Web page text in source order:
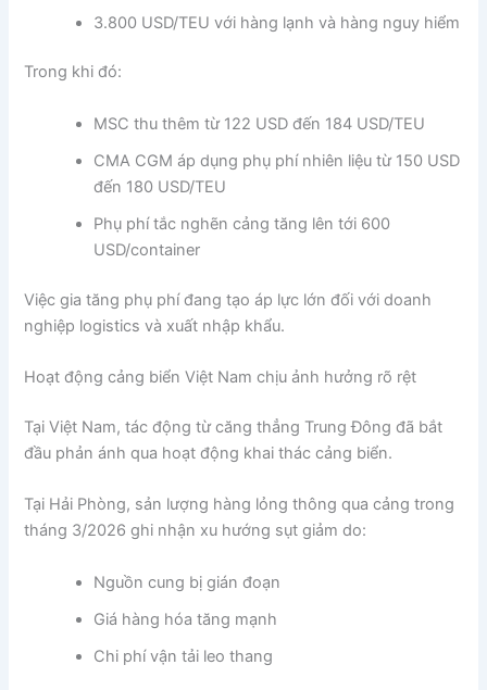
3.800 USD/TEU với hàng lạnh và hàng nguy hiểm
Trong khi đó:
MSC thu thêm từ 122 USD đến 184 USD/TEU
CMA CGM áp dụng phụ phí nhiên liệu từ 150 USD
đến 180 USD/TEU
Phụ phí tắc nghẽn cảng tăng lên tới 600
USD/container
Việc gia tăng phụ phí đang tạo áp lực lớn đối với doanh
nghiệp logistics và xuất nhập khẩu.
Hoạt động cảng biển Việt Nam chịu ảnh hưởng rõ rệt
Tại Việt Nam, tác động từ căng thẳng Trung Đông đã bắt
đầu phản ánh qua hoạt động khai thác cảng biển.
Tại Hải Phòng, sản lượng hàng lỏng thông qua cảng trong
tháng 3/2026 ghi nhận xu hướng sụt giảm do:
Nguồn cung bị gián đoạn
Giá hàng hóa tăng mạnh
Chi phí vận tải leo thang